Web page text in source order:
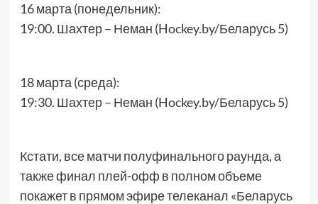
16 марта (понедельник):
19:00. Шахтер – Неман (Hockey.by/Беларусь 5)
18 марта (среда):
19:30. Шахтер – Неман (Hockey.by/Беларусь 5)
Кстати, все матчи полуфинального раунда, а
также финал плей-офф в полном объеме
покажет в прямом эфире телеканал «Беларусь